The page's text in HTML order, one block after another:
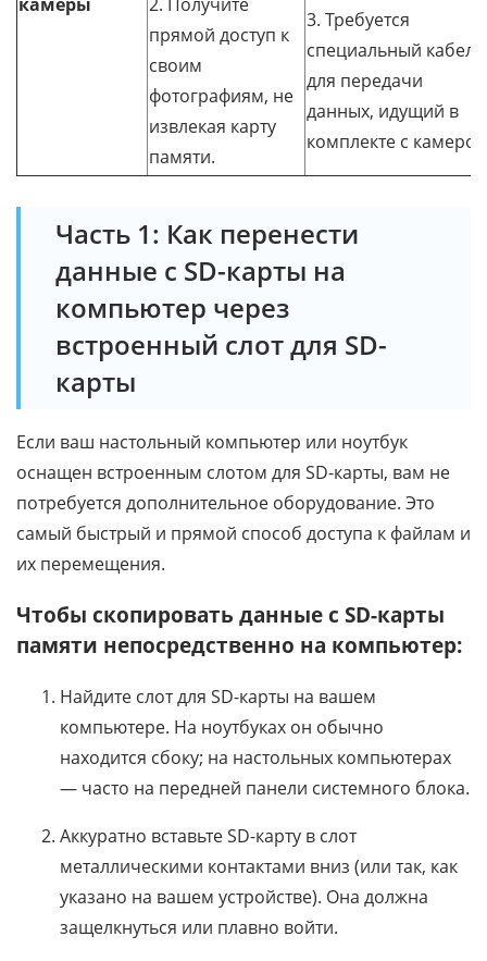
камеры
2. Получите
прямой доступ к
своим
фотографиям, не
извлекая карту
памяти.
3. Требуется
специальный кабель
для передачи
данных, идущий в
комплекте с
Часть 1: Как перенести
данные с SD-карты на
компьютер через
встроенный слот для SD-
карты
Если ваш настольный компьютер или ноутбук
оснащен встроенным слотом для SD-карты, вам не
потребуется дополнительное оборудование. Это
самый быстрый и прямой способ доступа к файлам и
их перемещения.
Чтобы скопировать данные с SD-карты
памяти непосредственно на компьютер:
Найдите слот для SD-карты на вашем
компьютере. На ноутбуках он обычно
находится сбоку; на настольных компьютерах
— часто на передней панели системного блока.
Аккуратно вставьте SD-карту в слот
металлическими контактами вниз (или так, как
указано на вашем устройстве). Она должна
защелкнуться или плавно войти.